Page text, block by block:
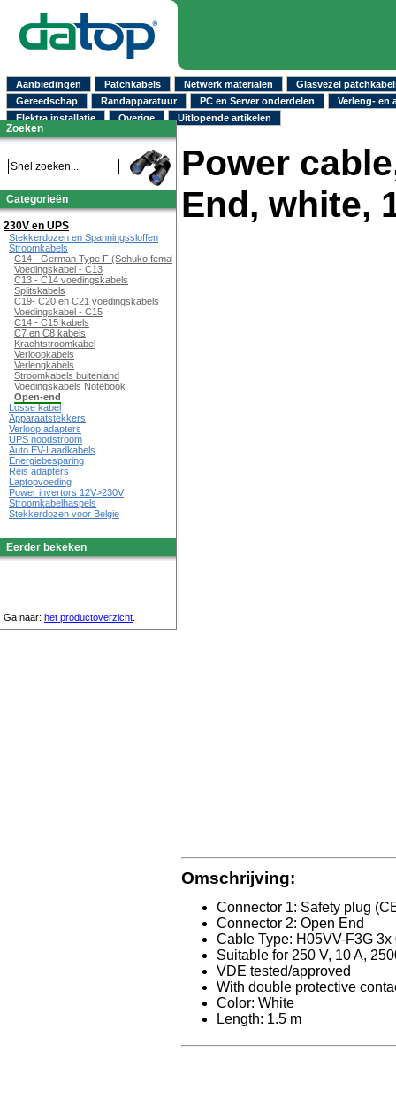
Aanbiedingen Patchkabels Netwerk materialen
Glasvezel
Gereedschap
Randapparatuur PC en Server onderdelen
Verleng- en
Elektra installatie
Overige Uitlopende artikelen
Power
End, white,
Omschrijving:
Connector 1: Safety plug
Connector 2: Open End
Cable Type: H05VV-F3G 3x
Suitable for 250 V, 10 A,
VDE tested/approved
With double protective
Color: White
Length: 1.5 m
Zoeken
Categorieën
230V en UPS
Stekkerdozen en Spanningssloffen
Stroomkabels
C14 - German Type F (Schuko female)
Voedingskabel - C13
C13 - C14 voedingskabels
Splitskabels
C19- C20 en C21 voedingskabels
Voedingskabel - C15
C14 - C15 kabels
C7 en C8 kabels
Krachtstroomkabel
Verloopkabels
Verlengkabels
Stroomkabels buitenland
Voedingskabels Notebook
Open-end
Losse kabel
Apparaatstekkers
Verloop adapters
UPS noodstroom
Auto EV-Laadkabels
Energiebesparing
Reis adapters
Laptopvoeding
Power invertors 12V>230V
Stroomkabelhaspels
Stekkerdozen voor Belgie
Eerder bekeken
Ga naar: het productoverzicht